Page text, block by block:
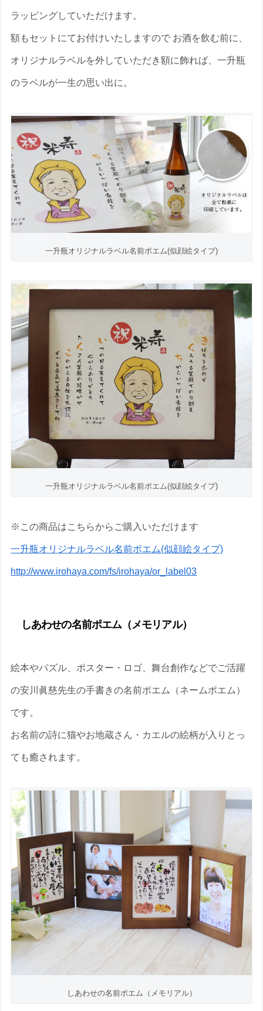
ラッピングしていただけます。
額もセットにてお付けいたしますので お酒を飲む前に、
オリジナルラベルを外していただき額に飾れば、一升瓶
のラベルが一生の思い出に。
一升瓶オリジナルラベル名前ポエム(似顔絵タイプ)
一升瓶オリジナルラベル名前ポエム(似顔絵タイプ)
※この商品はこちらからご購入いただけます
一升瓶オリジナルラベル名前ポエム(似顔絵タイプ)
http://www.irohaya.com/fs/irohaya/or_label03
しあわせの名前ポエム（メモリアル）
絵本やパズル、ポスター・ロゴ、舞台創作などでご活躍
の安川眞慈先生の手書きの名前ポエム（ネームポエム）
です。
お名前の詩に猫やお地蔵さん・カエルの絵柄が入りとっ
ても癒されます。
しあわせの名前ポエム（メモリアル）